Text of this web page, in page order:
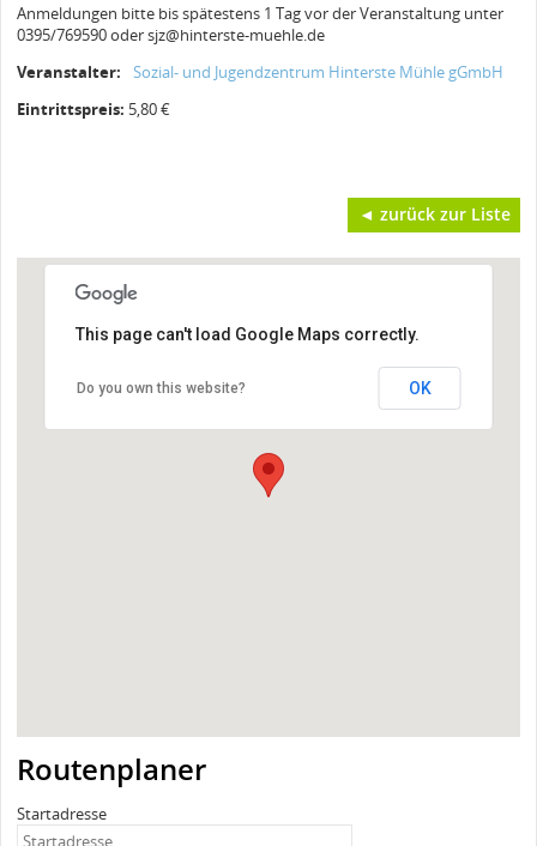
Anmeldungen bitte bis spätestens 1 Tag vor der Veranstaltung unter
0395/769590 oder sjz@hinterste-muehle.de
Veranstalter:
Sozial- und Jugendzentrum Hinterste Mühle gGmbH
Eintrittspreis: 5,80 €
◄ zurück zur Liste
This page can't load Google Maps correctly.
Do you own this website? OK
Routenplaner
Startadresse